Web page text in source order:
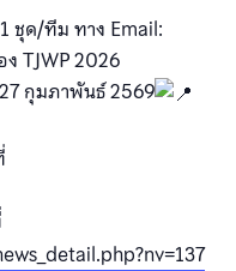
ชุด/ทีม ทาง Email:
TJWP 2026
กุมภาพันธ์ 2569